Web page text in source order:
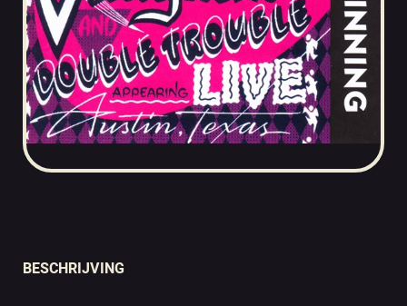
BESCHRIJVING